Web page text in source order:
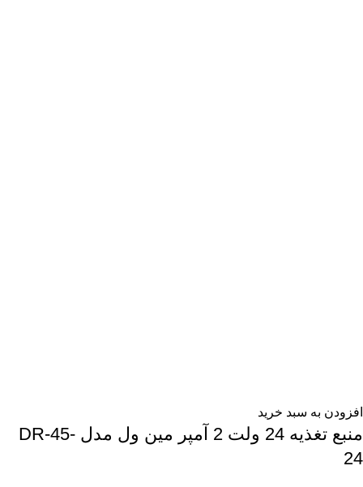
افزودن به سبد خرید
منبع تغذیه 24 ولت 2 آمپر مین ول مدل DR-45-
24